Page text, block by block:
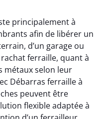
principalement à
afin de libérer un
d’un garage ou
ferraille, quant à
métaux selon leur
Débarras ferraille à
peuvent être
flexible adaptée à